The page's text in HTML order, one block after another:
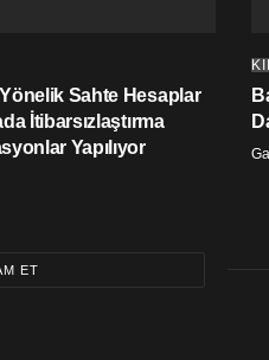
Sahte Hesaplar
İtibarsızlaştırma
Yapılıyor
ET